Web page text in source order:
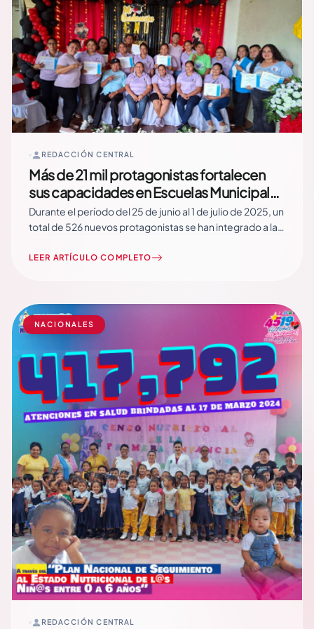
REDACCIÓN CENTRAL
Más de 21 mil protagonistas fortalecen
sus capacidades en Escuelas Municipales
de Oficios
Durante el período del 25 de junio al 1 de julio de 2025, un
total de 526 nuevos protagonistas se han integrado a las
de 21,398 personas atendidas en lo que va del año, en
LEER ARTÍCULO COMPLETO
NACIONALES
REDACCIÓN CENTRAL